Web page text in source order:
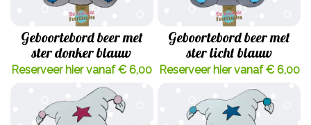
Geboortebord beer met
ster donker blauw
Reserveer hier vanaf € 6,00
Geboortebord beer met
ster licht blauw
Reserveer hier vanaf € 6,00